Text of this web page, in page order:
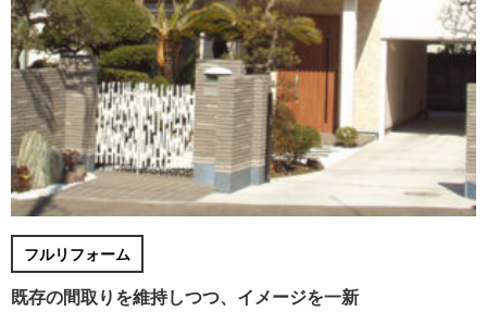
フルリフォーム
既存の間取りを維持しつつ、イメージを一新